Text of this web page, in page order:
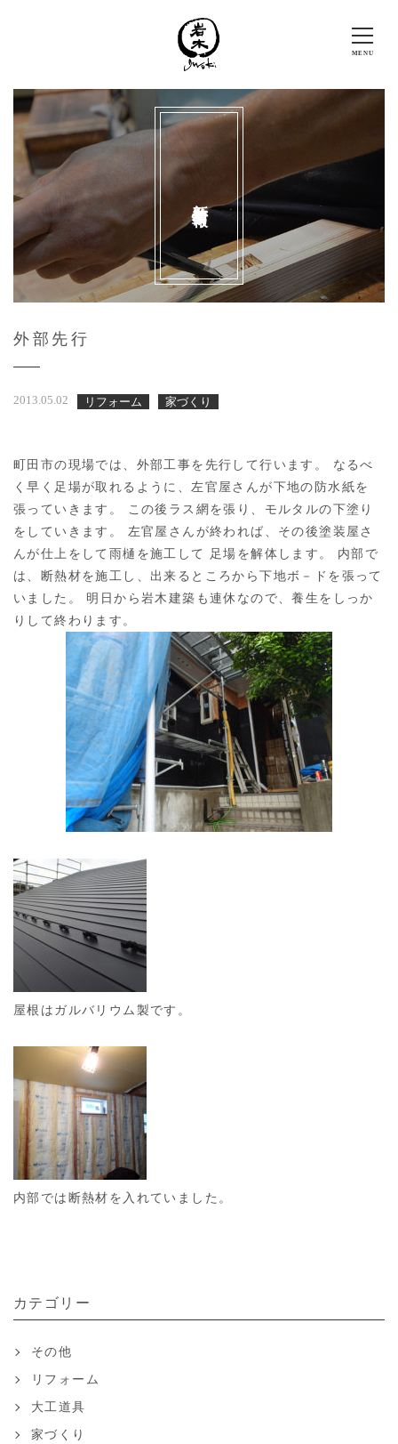
外部先行
2013.05.02 リフォーム 家づくり
町田市の現場では、外部工事を先行して行います。 なるべ
く早く足場が取れるように、左官屋さんが下地の防水紙を
張っていきます。 この後ラス網を張り、モルタルの下塗り
をしていきます。 左官屋さんが終われば、その後塗装屋さ
んが仕上をして雨樋を施工して 足場を解体します。 内部で
は、断熱材を施工し、出来るところから下地ボ－ドを張って
いました。 明日から岩木建築も連休なので、養生をしっか
りして終わります。
屋根はガルバリウム製です。
内部では断熱材を入れていました。
カテゴリー
その他
リフォーム
大工道具
家づくり